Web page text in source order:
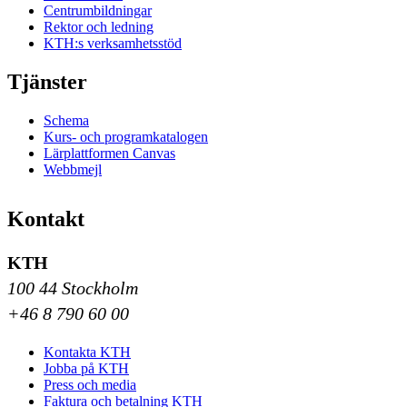
Centrumbildningar
Rektor och ledning
KTH:s verksamhetsstöd
Tjänster
Schema
Kurs- och programkatalogen
Lärplattformen Canvas
Webbmejl
Kontakt
KTH
100 44 Stockholm
+46 8 790 60 00
Kontakta KTH
Jobba på KTH
Press och media
Faktura och betalning KTH